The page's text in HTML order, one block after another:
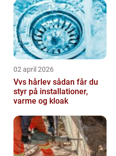
02 april 2026
Vvs hårlev sådan får du
styr på installationer,
varme og kloak